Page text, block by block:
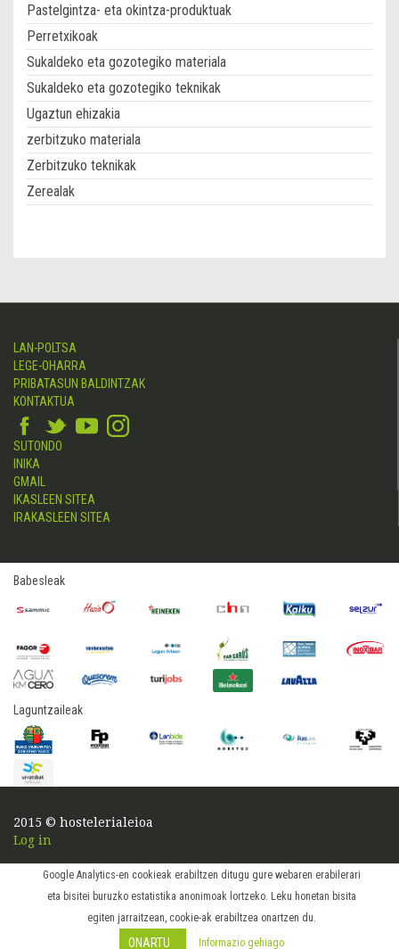
Google Analytics-en cookieak erabiltzen ditugu gure webaren erabilerari
eta bisitei buruzko estatistika anonimoak lortzeko. Leku honetan bisita
egiten jarraitzean, cookie-ak erabiltzea onartzen du.
ONARTU Informazio gehiago
Pastelgintza- eta okintza-produktuak
Perretxikoak
Sukaldeko eta gozotegiko materiala
Sukaldeko eta gozotegiko teknikak
Ugaztun ehizakia
zerbitzuko materiala
Zerbitzuko teknikak
Zerealak
LAN-POLTSA
LEGE-OHARRA
PRIBATASUN BALDINTZAK
KONTAKTUA
SUTONDO
INIKA
GMAIL
IKASLEEN SITEA
IRAKASLEEN SITEA
Babesleak
Laguntzaileak
2015 © hostelerialeioa
Log in